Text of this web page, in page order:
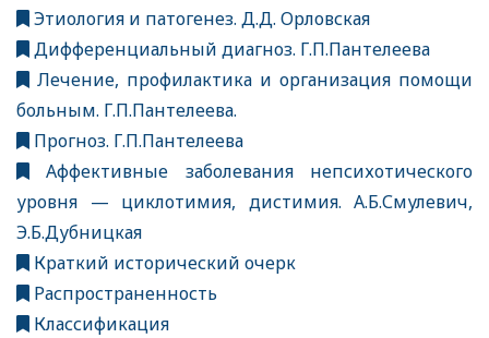
Этиология и патогенез. Д.Д. Орловская
Дифференциальный диагноз. Г.П.Пантелеева
Лечение, профилактика и организация помощи
больным. Г.П.Пантелеева.
Прогноз. Г.П.Пантелеева
Аффективные заболевания непсихотического
уровня — циклотимия, дистимия. А.Б.Смулевич,
Э.Б.Дубницкая
Краткий исторический очерк
Распространенность
Классификация